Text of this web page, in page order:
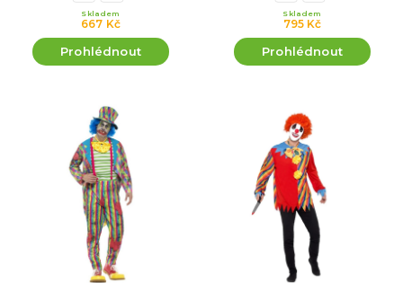
667 Kč
Skladem
Prohlédnout
795 Kč
Skladem
Prohlédnout